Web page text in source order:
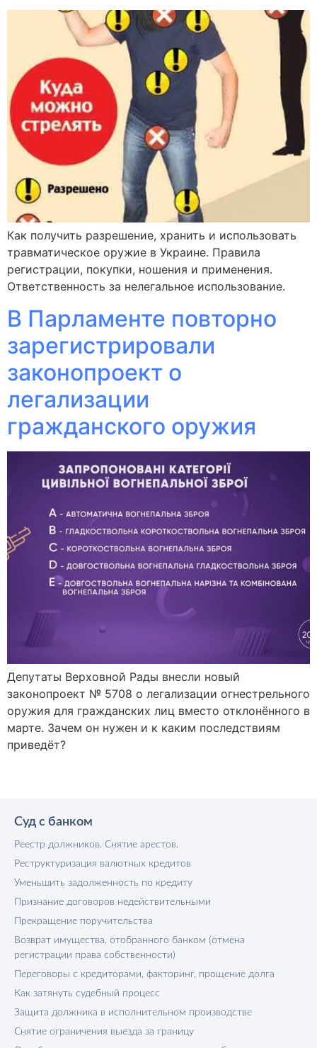
Как получить разрешение, хранить и использовать
травматическое оружие в Украине. Правила
регистрации, покупки, ношения и применения.
Ответственность за нелегальное использование.
В Парламенте повторно
зарегистрировали
законопроект о
легализации
гражданского оружия
Депутаты Верховной Рады внесли новый
законопроект № 5708 о легализации огнестрельного
оружия для гражданских лиц вместо отклонённого в
марте. Зачем он нужен и к каким последствиям
приведёт?
Суд с банком
Реестр должников. Снятие арестов.
Реструктуризация валютных кредитов
Уменьшить задолженность по кредиту
Признание договоров недействительными
Прекращение поручительства
Возврат имущества, отобранного банком (отмена
регистрации права собственности)
Переговоры с кредиторами, факторинг, прощение долга
Как затянуть судебный процесс
Защита должника в исполнительном производстве
Снятие ограничения выезда за границу